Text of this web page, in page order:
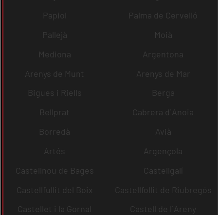
Papiol
Palma de Cervelló
Pallejà
Moià
Mediona
Argentona
Arenys de Munt
Arenys de Mar
Bigues i Riells
Berga
Bellprat
Cabrera d´Anoia
Borredà
Avià
Artés
Argençola
Castellnou de Bages
Castellgalí
Castellfullit del Boix
Castellfollit de Riubregós
Castellet i la Gornal
Castell de l´Areny